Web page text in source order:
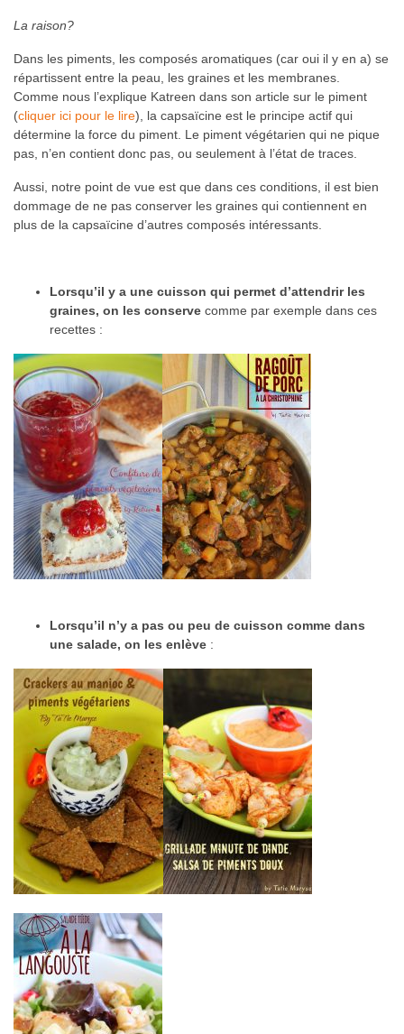
La raison?
Dans les piments, les composés aromatiques (car oui il y en a) se
répartissent entre la peau, les graines et les membranes.
Comme nous l’explique Katreen dans son article sur le piment
(cliquer ici pour le lire), la capsaïcine est le principe actif qui
détermine la force du piment. Le piment végétarien qui ne pique
pas, n’en contient donc pas, ou seulement à l’état de traces.
Aussi, notre point de vue est que dans ces conditions, il est bien
dommage de ne pas conserver les graines qui contiennent en
plus de la capsaïcine d’autres composés intéressants.
Lorsqu’il y a une cuisson qui permet d’attendrir les
graines, on les conserve comme par exemple dans ces
recettes :
Lorsqu’il n’y a pas ou peu de cuisson comme dans
une salade, on les enlève :